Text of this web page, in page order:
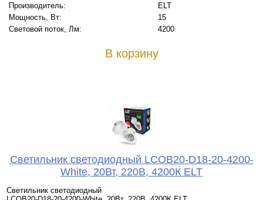
Производитель:
ELT
Мощность, Вт:
15
Световой поток, Лм:
4200
В корзину
Светильник светодиодный LCOB20-D18-20-4200-
White, 20Вт, 220В, 4200К ELT
Светильник светодиодный